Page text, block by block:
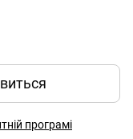
програмі